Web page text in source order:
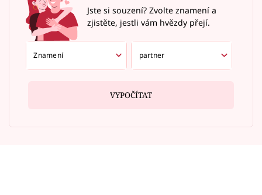
Jste si souzení? Zvolte znamení a
zjistěte, jestli vám hvězdy přejí.
VYPOČÍTAT